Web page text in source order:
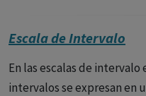
Escala de Intervalo
En las escalas de
intervalos se expresan en